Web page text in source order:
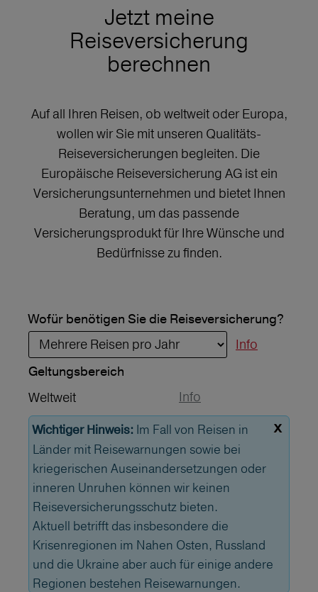
Jetzt meine
Reiseversicherung
berechnen
Auf all Ihren Reisen, ob weltweit oder Europa,
wollen wir Sie mit unseren Qualitäts-
Reiseversicherungen begleiten. Die
Europäische Reiseversicherung AG ist ein
Versicherungsunternehmen und bietet Ihnen
Beratung, um das passende
Versicherungsprodukt für Ihre Wünsche und
Bedürfnisse zu finden.
Wofür benötigen Sie die Reiseversicherung?
Info
Geltungs­bereich
Weltweit
Info
x
Wichtiger Hinweis: Im Fall von Reisen in
Länder mit Reisewarnungen sowie bei
kriegerischen Auseinandersetzungen oder
inneren Unruhen können wir keinen
Reiseversicherungsschutz bieten.
Aktuell betrifft das insbesondere die
Krisenregionen im Nahen Osten, Russland
und die Ukraine aber auch für einige andere
Regionen bestehen Reisewarnungen.